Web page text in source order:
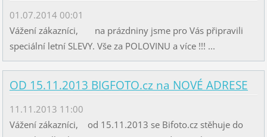
01.07.2014 00:01
Vážení zákazníci, na prázdniny jsme pro Vás připravili
speciální letní SLEVY. Vše za POLOVINU a více !!! ...
OD 15.11.2013 BIGFOTO.cz na NOVÉ ADRESE
11.11.2013 11:00
Vážení zákazníci, od 15.11.2013 se Bifoto.cz stěhuje do